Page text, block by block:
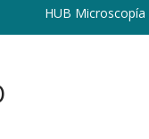
HUB Microscopía